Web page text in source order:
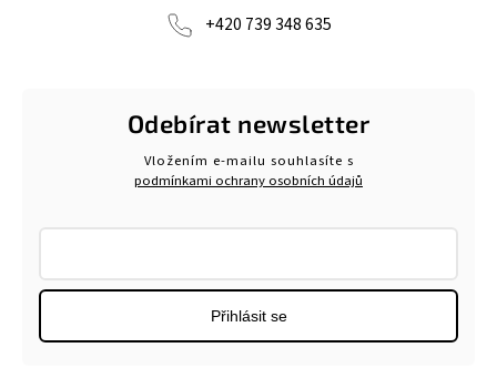
+420 739 348 635
Odebírat newsletter
Vložením e-mailu souhlasíte s
podmínkami ochrany osobních údajů
Přihlásit se